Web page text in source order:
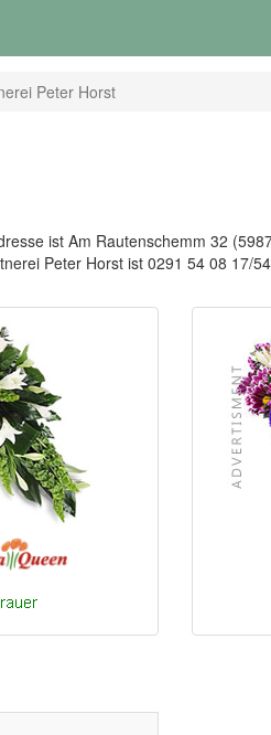
Peter Horst
ist Am Rautenschemm 32
Peter Horst ist 0291 54 08 17/